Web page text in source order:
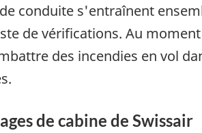
conduite s'entraînent
de vérifications. Au
des incendies en vol
de cabine de Swissair